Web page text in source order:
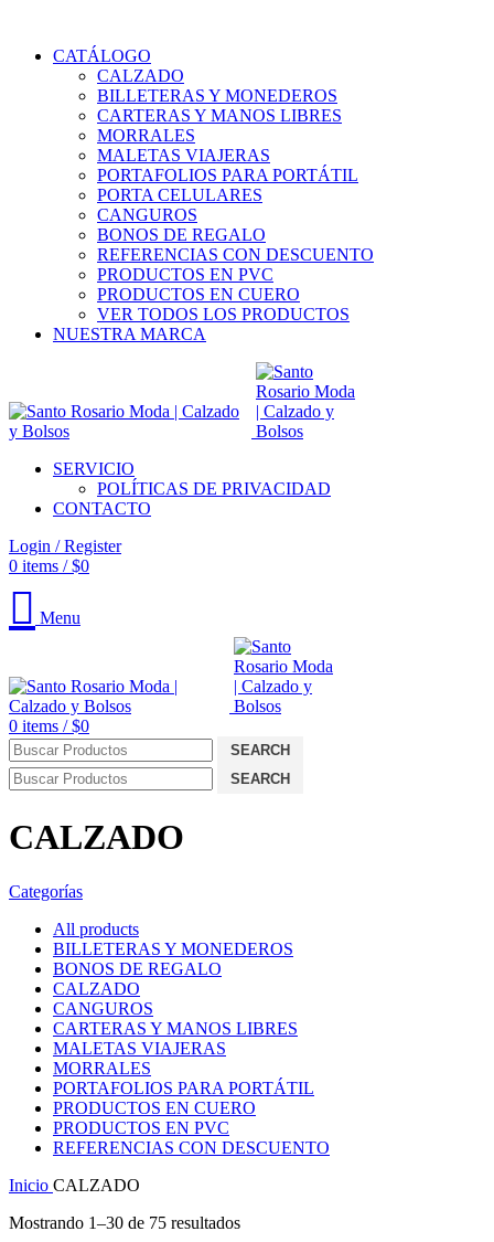
CATÁLOGO
CALZADO
BILLETERAS Y MONEDEROS
CARTERAS Y MANOS LIBRES
MORRALES
MALETAS VIAJERAS
PORTAFOLIOS PARA PORTÁTIL
PORTA CELULARES
CANGUROS
BONOS DE REGALO
REFERENCIAS CON DESCUENTO
PRODUCTOS EN PVC
PRODUCTOS EN CUERO
VER TODOS LOS PRODUCTOS
NUESTRA MARCA
SERVICIO
POLÍTICAS DE PRIVACIDAD
CONTACTO
Login / Register
0 items / $0
Menu
0 items / $0
SEARCH
SEARCH
CALZADO
Categorías
All products
BILLETERAS Y MONEDEROS
BONOS DE REGALO
CALZADO
CANGUROS
CARTERAS Y MANOS LIBRES
MALETAS VIAJERAS
MORRALES
PORTAFOLIOS PARA PORTÁTIL
PRODUCTOS EN CUERO
PRODUCTOS EN PVC
REFERENCIAS CON DESCUENTO
Inicio CALZADO
Mostrando 1–30 de 75 resultados